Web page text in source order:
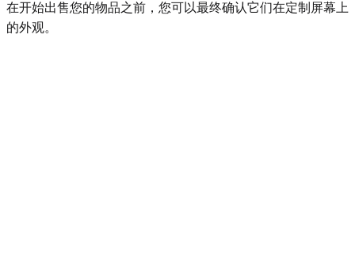
在开始出售您的物品之前，您可以最终确认它们在定制屏幕上
的外观。